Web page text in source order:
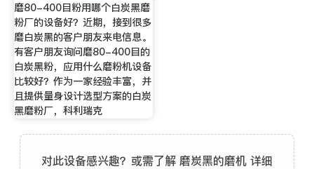
磨80-400目粉用哪个白炭黑磨
粉厂的设备好？近期，接到很多
磨白炭黑的客户朋友来电信息。
有客户朋友询问磨80-400目的
白炭黑粉，应用什么磨粉机设备
比较好？作为一家经验丰富，并
且提供量身设计选型方案的白炭
黑磨粉厂，科利瑞克
对此设备感兴趣？或需了解 磨炭黑的磨机 详细